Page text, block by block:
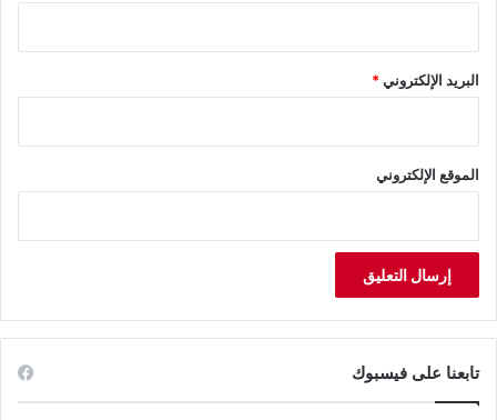
البريد الإلكتروني*
الموقع الإلكتروني
تابعنا على فيسبوك